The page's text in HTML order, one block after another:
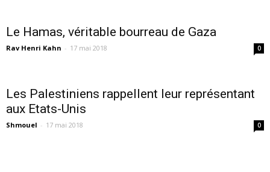
Le Hamas, véritable bourreau de Gaza
Rav Henri Kahn - 17 mai 2018 0
Les Palestiniens rappellent leur représentant
aux Etats-Unis
Shmouel - 17 mai 2018 0